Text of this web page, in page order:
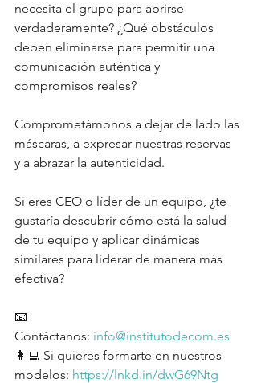
necesita el grupo para abrirse
verdaderamente? ¿Qué obstáculos
deben eliminarse para permitir una
comunicación auténtica y
compromisos reales?
Comprometámonos a dejar de lado las
máscaras, a expresar nuestras reservas
y a abrazar la autenticidad.
Si eres CEO o líder de un equipo, ¿te
gustaría descubrir cómo está la salud
de tu equipo y aplicar dinámicas
similares para liderar de manera más
efectiva?
📧
Contáctanos: info@institutodecom.es
👩‍💻 Si quieres formarte en nuestros
modelos: https://lnkd.in/dwG69Ntg